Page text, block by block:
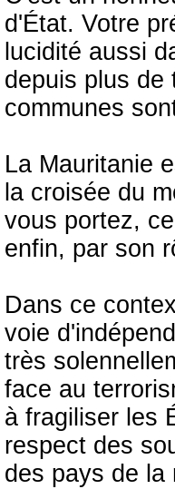
d'État. Votre
lucidité aussi
depuis plus de
communes
La Mauritanie
la croisée du
vous portez,
enfin, par son
Dans ce
voie
très
face au
à fragiliser les
respect des
des pays de la